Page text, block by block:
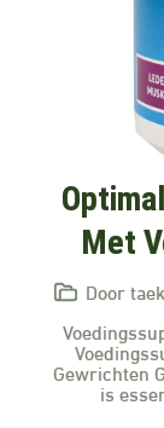
Met
Door
Gewrichten
is